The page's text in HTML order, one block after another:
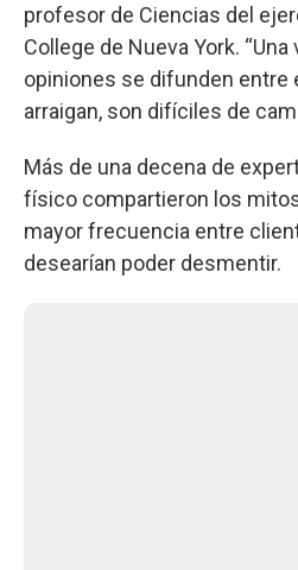
profesor de Ciencias del
College de Nueva York.
opiniones se difunden entre
arraigan, son difíciles de
Más de una decena de
físico compartieron los
mayor frecuencia entre
desearían poder desmentir.